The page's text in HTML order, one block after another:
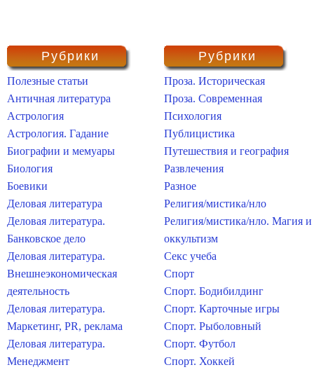
Рубрики
Полезные статьи
Античная литература
Астрология
Астрология. Гадание
Биографии и мемуары
Биология
Боевики
Деловая литература
Деловая литература.
Банковское дело
Деловая литература.
Внешнеэкономическая
деятельность
Деловая литература.
Маркетинг, PR, реклама
Деловая литература.
Менеджмент
Рубрики
Проза. Историческая
Проза. Современная
Психология
Публицистика
Путешествия и география
Развлечения
Разное
Религия/мистика/нло
Религия/мистика/нло. Магия и
оккультизм
Секс учеба
Спорт
Спорт. Бодибилдинг
Спорт. Карточные игры
Спорт. Рыболовный
Спорт. Футбол
Спорт. Хоккей